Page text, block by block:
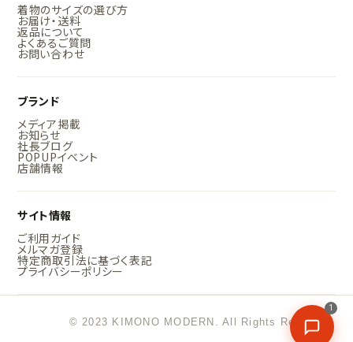
着物のサイズの選び方
お届け・送料
返品について
よくあるご質問
お問い合わせ
ブランド
メディア掲載
お知らせ
社長ブログ
POPUPイベント
店舗情報
サイト情報
ご利用ガイド
メルマガ登録
特定商取引法に基づく表記
プライバシーポリシー
© 2023 KIMONO MODERN. All Rights Reserved.
1